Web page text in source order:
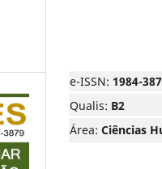
e-ISSN: 1984-
Qualis: B2
Área: Ciências